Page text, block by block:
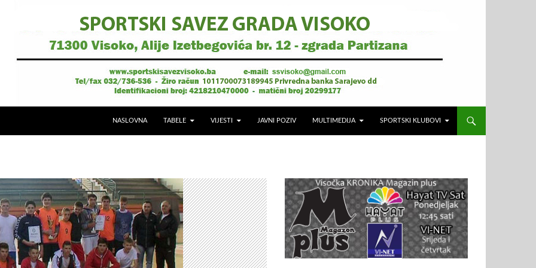
NASLOVNA TABELE VIJESTI JAVNI POZIV MULTIMEDIJA SPORTSKI KLUBOVI